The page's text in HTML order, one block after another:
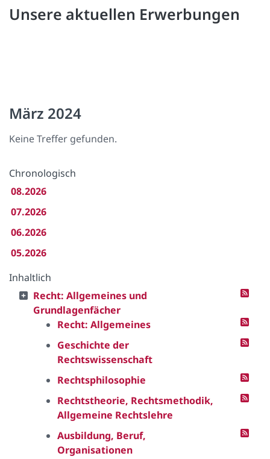
Unsere aktuellen Erwerbungen
März 2024
Keine Treffer gefunden.
Chronologisch
08.2026
07.2026
06.2026
05.2026
Inhaltlich
Recht: Allgemeines und
Grundlagenfächer
Recht: Allgemeines
Geschichte der
Rechtswissenschaft
Rechtsphilosophie
Rechtstheorie, Rechtsmethodik,
Allgemeine Rechtslehre
Ausbildung, Beruf,
Organisationen